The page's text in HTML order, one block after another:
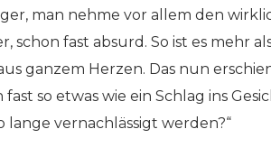
man nehme vor allem den
schon fast absurd. So ist es
ganzem Herzen. Das nun
fast so etwas wie ein Schlag ins
lange vernachlässigt werden?“